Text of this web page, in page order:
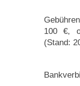
100 €,
(Stand: